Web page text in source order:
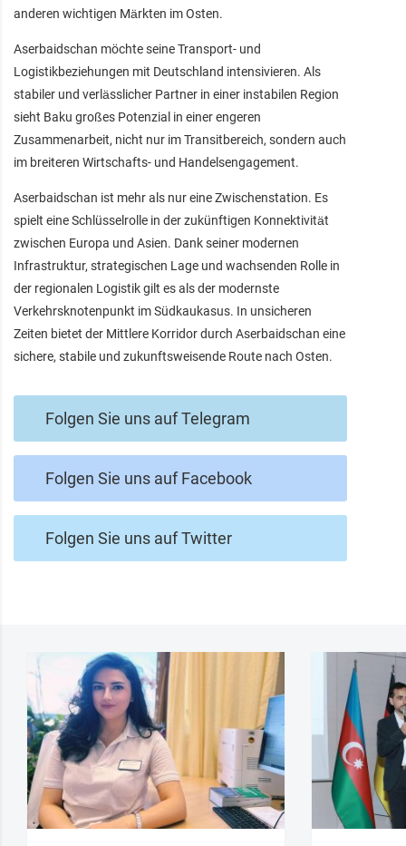
anderen wichtigen Märkten im Osten.
Aserbaidschan möchte seine Transport- und
Logistikbeziehungen mit Deutschland intensivieren. Als
stabiler und verlässlicher Partner in einer instabilen Region
sieht Baku großes Potenzial in einer engeren
Zusammenarbeit, nicht nur im Transitbereich, sondern auch
im breiteren Wirtschafts- und Handelsengagement.
Aserbaidschan ist mehr als nur eine Zwischenstation. Es
spielt eine Schlüsselrolle in der zukünftigen Konnektivität
zwischen Europa und Asien. Dank seiner modernen
Infrastruktur, strategischen Lage und wachsenden Rolle in
der regionalen Logistik gilt es als der modernste
Verkehrsknotenpunkt im Südkaukasus. In unsicheren
Zeiten bietet der Mittlere Korridor durch Aserbaidschan eine
sichere, stabile und zukunftsweisende Route nach Osten.
Folgen Sie uns auf Telegram
Folgen Sie uns auf Facebook
Folgen Sie uns auf Twitter